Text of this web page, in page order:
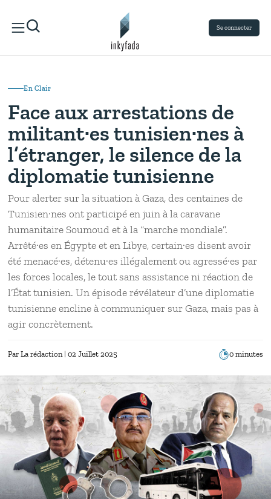
Se connecter
En Clair
Face aux arrestations de
militant·es tunisien·nes à
l’étranger, le silence de la
diplomatie tunisienne
Pour alerter sur la situation à Gaza, des centaines de
Tunisien·nes ont participé en juin à la caravane
humanitaire Soumoud et à la “marche mondiale”.
Arrêté·es en Égypte et en Libye, certain·es disent avoir
été menacé·es, détenu·es illégalement ou agressé·es par
les forces locales, le tout sans assistance ni réaction de
l’État tunisien. Un épisode révélateur d’une diplomatie
tunisienne encline à communiquer sur Gaza, mais pas à
agir concrètement.
Par La rédaction| 02 Juillet 2025 0 minutes